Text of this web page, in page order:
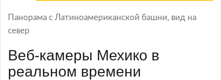
Панорама с Латиноамериканской башни, вид на
север
Веб-камеры Мехико в
реальном времени